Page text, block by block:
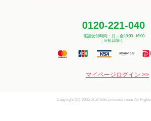
0120-221-040
電話受付時間：月～金10:00~16:00
※祝日除く
マイページログイン >>
Copyright (C) 2005-2026 little princess room All